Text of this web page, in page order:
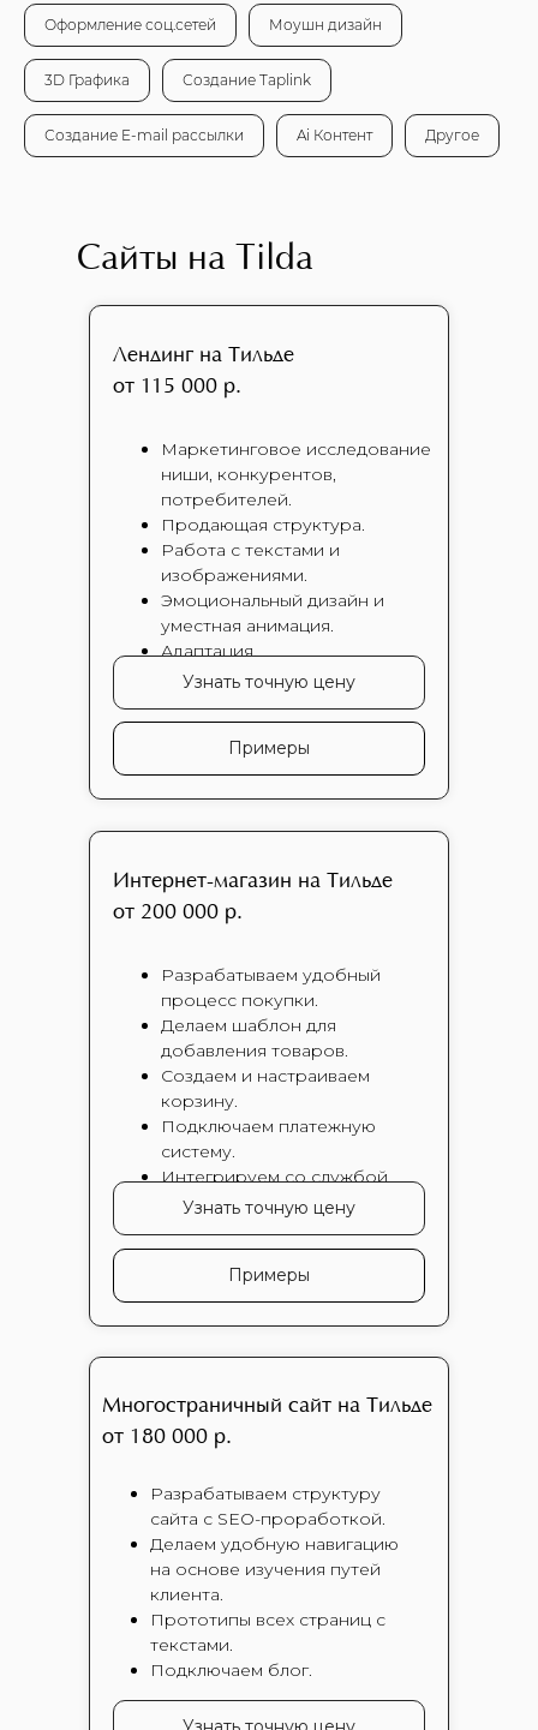
Оформление соц.сетей Моушн дизайн
3D Графика Создание Taplink
Создание E-mail рассылки Ai Контент Другое
Лендинг на Тильде
от 115 000 р.
Маркетинговое исследование
ниши, конкурентов,
потребителей.
Продающая структура.
Работа с текстами и
изображениями.
Эмоциональный дизайн и
уместная анимация.
Адаптация.
Узнать точную цену
Интернет-магазин на Тильде
от 200 000 р.
Разрабатываем удобный
процесс покупки.
Делаем шаблон для
добавления товаров.
Создаем и настраиваем
корзину.
Подключаем платежную
систему.
Интегрируем со службой
доставки.
Узнать точную цену
Многостраничный сайт на Тильде
от 180 000 р.
Разрабатываем структуру
сайта с SEO-проработкой.
Делаем удобную навигацию
на основе изучения путей
клиента.
Прототипы всех страниц с
текстами.
Подключаем блог.
Сайты на Tilda
Примеры
Примеры